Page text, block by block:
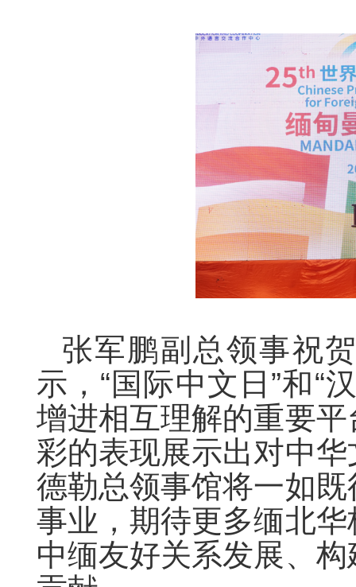
张军鹏副总领事祝
示，“国际中文日”和“
增进相互理解的重要
彩的表现展示出对中
德勒总领事馆将一如
事业，期待更多缅北
中缅友好关系发展、